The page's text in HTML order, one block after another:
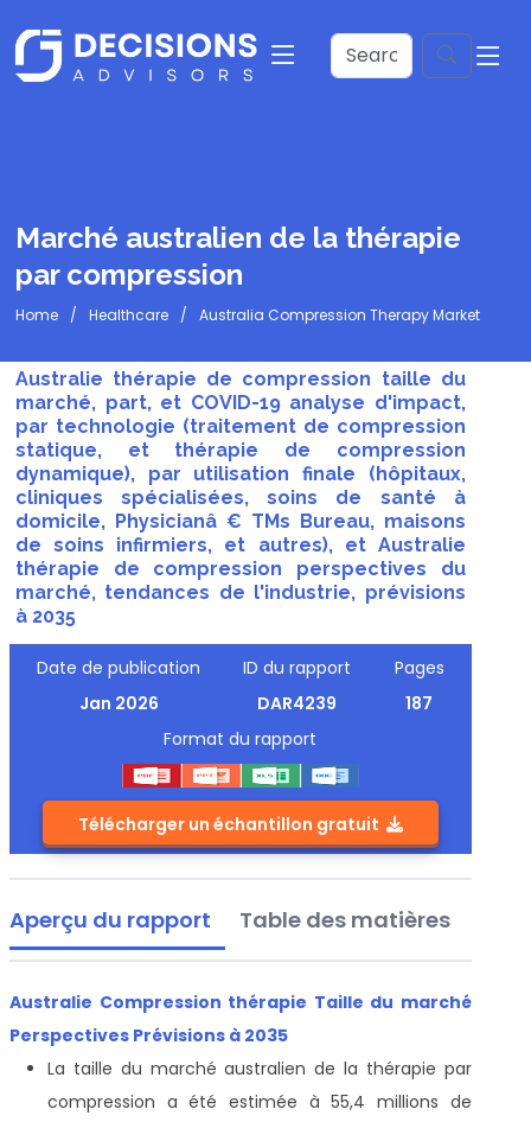
Marché australien de la thérapie
par compression
Home Healthcare Australia Compression Therapy Market
Australie thérapie de compression taille du
marché, part, et COVID-19 analyse d'impact,
par technologie (traitement de compression
statique, et thérapie de compression
dynamique), par utilisation finale (hôpitaux,
cliniques spécialisées, soins de santé à
domicile, Physicianâ € TMs Bureau, maisons
de soins infirmiers, et autres), et Australie
thérapie de compression perspectives du
marché, tendances de l'industrie, prévisions
à 2035
Date de publication
Jan 2026
ID du rapport
DAR4239
Pages
187
Format du rapport
Télécharger un échantillon gratuit
Aperçu du rapport Table des matières
Australie Compression thérapie Taille du marché
Perspectives Prévisions à 2035
La taille du marché australien de la thérapie par
compression a été estimée à 55,4 millions de